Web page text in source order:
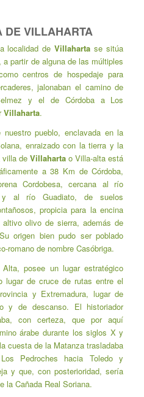
DE VILLAHARTA
localidad deVillahartase sitúa
a partir de alguna de las múltiples
centros de hospedaje para
jalonaban el camino de
y el de Córdoba a Los
Villaharta.
nuestro pueblo, enclavada en la
enraizado con la tierra y la
villa deVillaharta o Villa-alta está
a 38 Km de Córdoba,
Cordobesa, cercana al río
y al río Guadiato, de suelos
propicia para la encina
olivo de sierra, además de
origen bien pudo ser poblado
romano de nombre Casóbriga.
posee un lugar estratégico
lugar de cruce de rutas entre el
y Extremadura, lugar de
y de descanso. El historiador
con certeza, que por aquí
árabe durante los siglos X y
cuesta de la Matanza trasladaba
Pedroches hacia Toledo y
y que, con posterioridad, sería
la Cañada Real Soriana.